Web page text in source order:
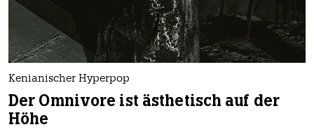
Kenianischer Hyperpop
Der Omnivore ist ästhetisch auf der
Höhe